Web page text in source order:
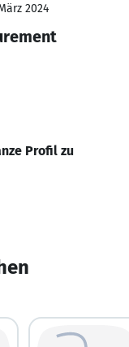
2024
Profil zu